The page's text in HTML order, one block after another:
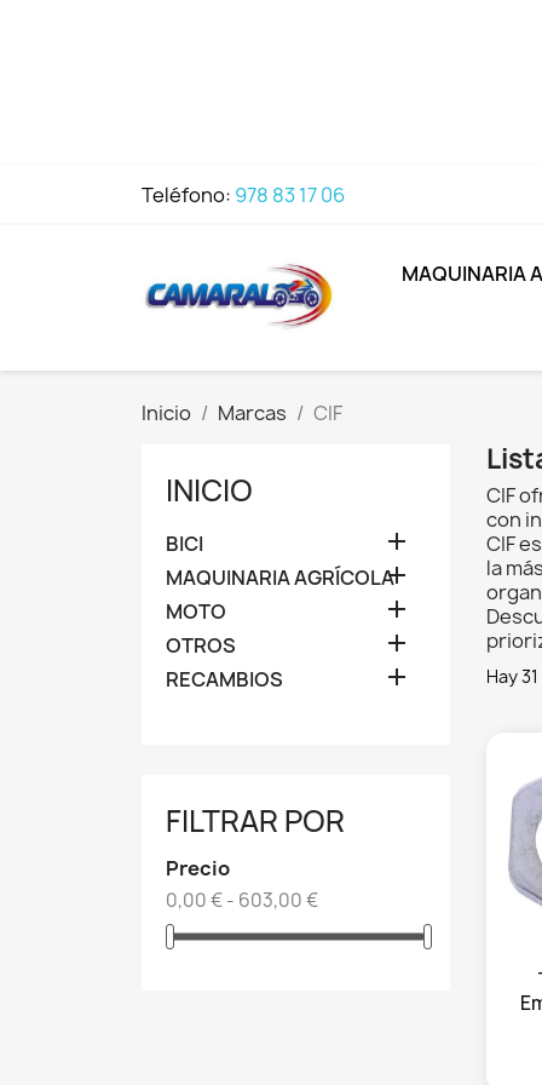
Teléfono: 978 83 17 06
MAQUINARIA
Inicio Marcas CIF
INICIO
BICI 
MAQUINARIA AGRÍCOLA
MOTO 
OTROS 
RECAMBIOS 
FILTRAR POR
Precio
0,00 € - 603,00 €
CIF
con
CIF
la
Hay